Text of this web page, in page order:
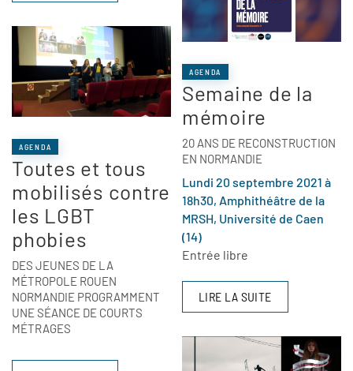
AGENDA
Toutes et tous
mobilisés contre
les LGBT
phobies
DES JEUNES DE LA
MÉTROPOLE ROUEN
NORMANDIE PROGRAMMENT
UNE SÉANCE DE COURTS
MÉTRAGES
AGENDA
Semaine de la
mémoire
20 ANS DE RECONSTRUCTION
EN NORMANDIE
Lundi 20 septembre 2021 à
18h30, Amphithéâtre de la
MRSH, Université de Caen
(14)
Entrée libre
LIRE LA SUITE